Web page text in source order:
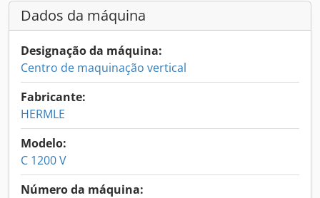
Dados da máquina
Designação da máquina:
Centro de maquinação vertical
Fabricante:
HERMLE
Modelo:
C 1200 V
Número da máquina: